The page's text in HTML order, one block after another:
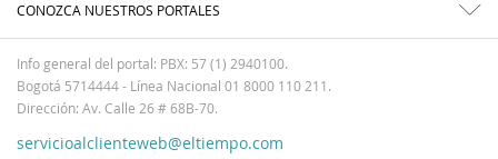
CONOZCA NUESTROS PORTALES
Info general del portal: PBX: 57 (1) 2940100.
Bogotá 5714444 - Línea Nacional 01 8000 110 211.
Dirección: Av. Calle 26 # 68B-70.
servicioalclienteweb@eltiempo.com